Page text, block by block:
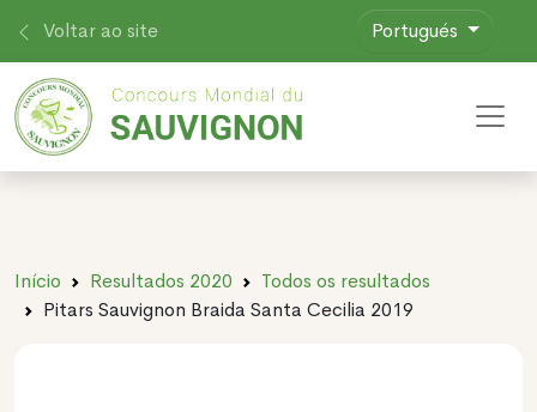
Voltar ao site Portugués
Início Resultados 2020
Todos os resultados
Pitars Sauvignon Braida Santa Cecilia 2019